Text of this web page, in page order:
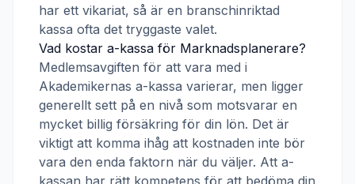
har ett vikariat, så är en branschinriktad
kassa ofta det tryggaste valet.
Vad kostar a-kassa för Marknadsplanerare?
Medlemsavgiften för att vara med i
Akademikernas a-kassa varierar, men ligger
generellt sett på en nivå som motsvarar en
mycket billig försäkring för din lön. Det är
viktigt att komma ihåg att kostnaden inte bör
vara den enda faktorn när du väljer. Att a-
kassan har rätt kompetens för att bedöma din